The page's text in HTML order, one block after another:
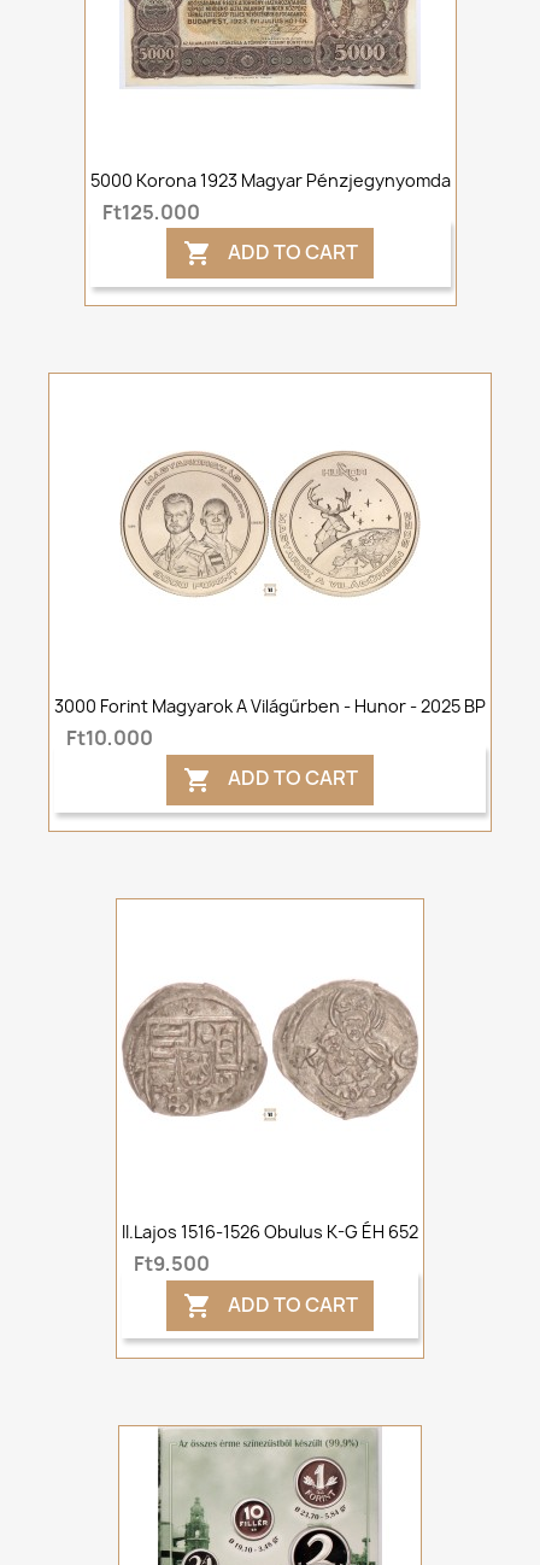
5000 Korona 1923 Magyar Pénzjegynyomda
Ft125,000
 ADD TO CART
3000 Forint Magyarok A Világűrben - Hunor - 2025 BP
Ft10,000
 ADD TO CART
II.Lajos 1516-1526 Obulus K-G ÉH 652
Ft9,500
 ADD TO CART